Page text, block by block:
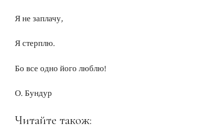
Я не заплачу,
Я стерплю.
Бо все одно його люблю!
О. Бундур
Читайте також: